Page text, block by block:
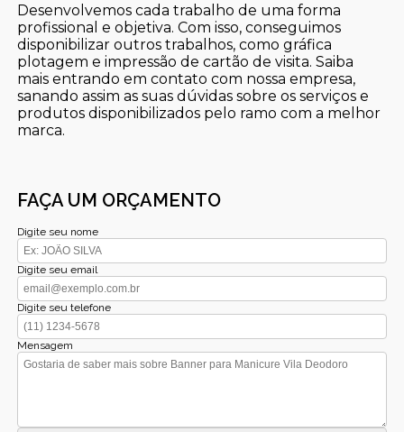
Desenvolvemos cada trabalho de uma forma
profissional e objetiva. Com isso, conseguimos
disponibilizar outros trabalhos, como gráfica
plotagem e impressão de cartão de visita. Saiba
mais entrando em contato com nossa empresa,
sanando assim as suas dúvidas sobre os serviços e
produtos disponibilizados pelo ramo com a melhor
marca.
FAÇA UM ORÇAMENTO
Digite seu nome
Digite seu email
Digite seu telefone
Mensagem